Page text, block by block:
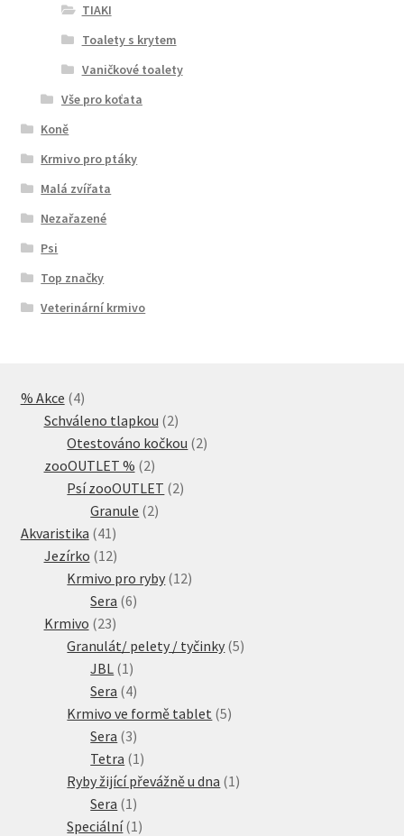
TIAKI
Toalety s krytem
Vaničkové toalety
Vše pro koťata
Koně
Krmivo pro ptáky
Malá zvířata
Nezařazené
Psi
Top značky
Veterinární krmivo
% Akce 44
produkty
Schváleno tlapkou 22
produkty
Otestováno kočkou 22
zooOUTLET % 22
produkty
Psí zooOUTLET 22
Granule 22
Akvaristika 41 41
produktů
Jezírko 1212
produktů
Krmivo pro ryby 1212
Sera 66
Krmivo 2323
produktů
Granulát/ pelety / tyčinky 55
JBL 1 1
produkt
Sera 44
produkty
Krmivo ve formě tablet 55
Sera 33
produkty
Tetra 1 1
produkt
Ryby žijící převážně u dna 1 1
Sera 1 1
produkt
Speciální 1 1